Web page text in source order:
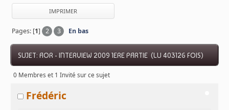
IMPRIMER
Pages: [1] 2 3 En bas
SUJET: AOR - INTERVIEW 2009 1ERE PARTIE (LU 403126 FOIS)
0 Membres et 1 Invité sur ce sujet
Frédéric